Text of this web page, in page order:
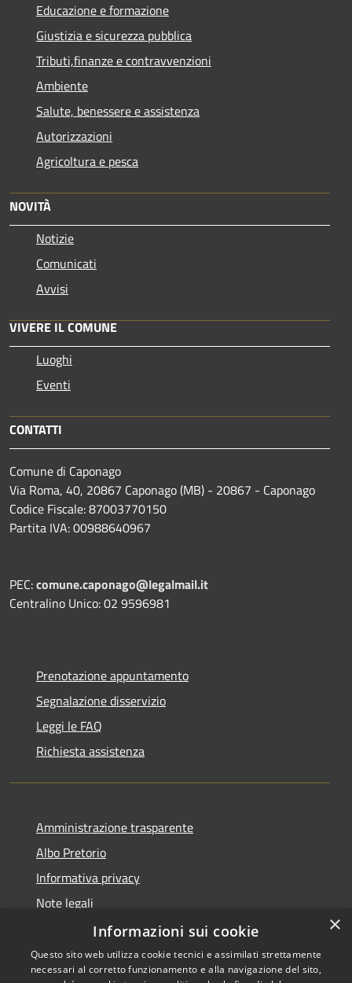
Educazione e formazione
Giustizia e sicurezza pubblica
Tributi,finanze e contravvenzioni
Ambiente
Salute, benessere e assistenza
Autorizzazioni
Agricoltura e pesca
NOVITÀ
Notizie
Comunicati
Avvisi
VIVERE IL COMUNE
Luoghi
Eventi
CONTATTI
Comune di Caponago
Via Roma, 40, 20867 Caponago (MB) - 20867 - Caponago
Codice Fiscale: 87003770150
Partita IVA: 00988640967
PEC:comune.caponago@legalmail.it
Centralino Unico: 02 9596981
Prenotazione appuntamento
Segnalazione disservizio
Leggi le FAQ
Richiesta assistenza
Amministrazione trasparente
Albo Pretorio
Informativa privacy
Note legali
Dichiarazione di accessibilità
×
Informazioni sui cookie
Questo sito web utilizza cookie tecnici e assimilati strettamente
necessari al corretto funzionamento e alla navigazione del sito,